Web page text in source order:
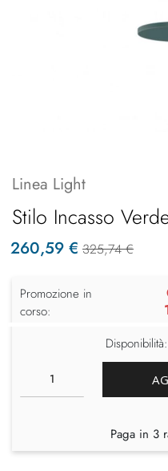
Linea Light
Stilo Incasso
260,59 € 325,74 €
Promozione in
corso:
Disponibilità:
Paga in 3